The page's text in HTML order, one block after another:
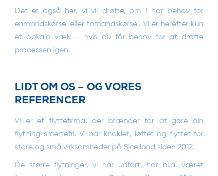
Det er også her, vi vil drøfte, om I har behov for
enmandskørsel eller tomandskørsel. Vi er herefter kun
ét opkald væk – hvis du får behov for at drøfte
processen igen.
LIDT OM OS – OG VORES
REFERENCER
Vi er et flyttefirma, der brænder for at gøre din
flytning smertefri. Vi har knoklet, løftet og flyttet for
store og små virksomheder på Sjælland siden 2012.
De større flytninger, vi har udført, har bl.a. været